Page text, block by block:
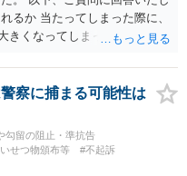
るか 当たってしまった際に、
きくなってしまっていたこと
しょうか？ お伺いする限り、
思います。 ②逮捕、呼び出し
の犯罪を犯したとして、逮
しょうか？ 誤って当たってし
のアクションが無かったこ
性は極めて低いと思いま
察に捕まる可能性は
勾留の阻止・準抗告
せつ物頒布等 #不起訴